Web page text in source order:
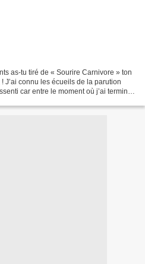
as-tu tiré de « Sourire Carnivore » ton
J’ai connu les écueils de la parution
car entre le moment où j’ai terminé